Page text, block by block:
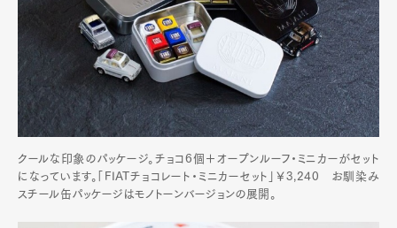
クールな印象のパッケージ。チョコ6個＋オープンルーフ・ミニカーがセット
になっています。「FIATチョコレート・ミニカーセット」￥3,240 お馴染み
スチール缶パッケージはモノトーンバージョンの展開。